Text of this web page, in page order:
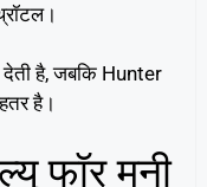
देती है, जबकि Hunter
है।
फॉर मनी